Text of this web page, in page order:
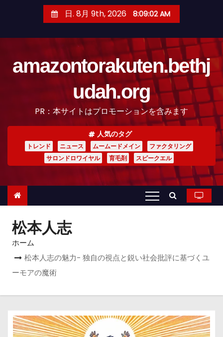
日. 8月 9th, 2026 8:09:03 AM
amazontorakuten.bethj
udah.org
PR：本サイトはプロモーションを含みます
人気のタグ
トレンド ニュース ムームードメイン
ファクタリング
サロンドロワイヤル
育毛剤 スピークエル
松本人志
ホーム
松本人志の魅力- 独自の視点と鋭い社会批評に基づくユ
ーモアの魔術